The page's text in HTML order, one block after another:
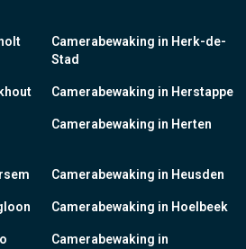
Camerabewaking in Herk-de-
Stad
Camerabewaking in Herstappe
Camerabewaking in Herten
Camerabewaking in Heusden
Camerabewaking in Hoelbeek
Camerabewaking in